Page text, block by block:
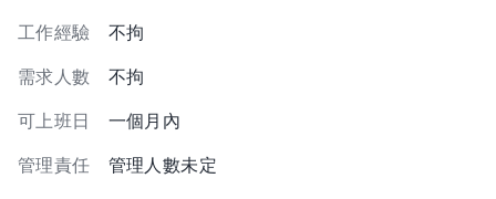
工作經驗 不拘
需求人數 不拘
可上班日 一個月內
管理責任 管理人數未定